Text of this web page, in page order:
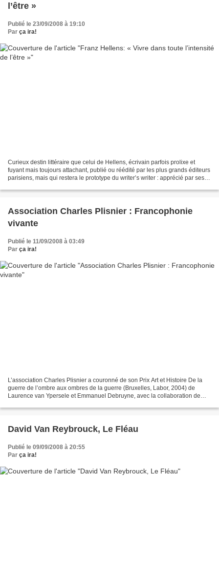
l’être »
Publié le 23/09/2008 à 19:10
Par ça ira!
Curieux destin littéraire que celui de Hellens, écrivain parfois prolixe et
fuyant mais toujours attachant, publié ou réédité par les plus grands éditeurs
parisiens, mais qui restera le prototype du writer’s writer : apprécié par ses
Association Charles Plisnier : Francophonie
vivante
Publié le 11/09/2008 à 03:49
Par ça ira!
L’association Charles Plisnier a couronné de son Prix Art et Histoire De la
guerre de l’ombre aux ombres de la guerre (Bruxelles, Labor, 2004) de
Laurence van Ypersele et Emmanuel Debruyne, avec la collaboration de
David Van Reybrouck, Le Fléau
Publié le 09/09/2008 à 20:55
Par ça ira!